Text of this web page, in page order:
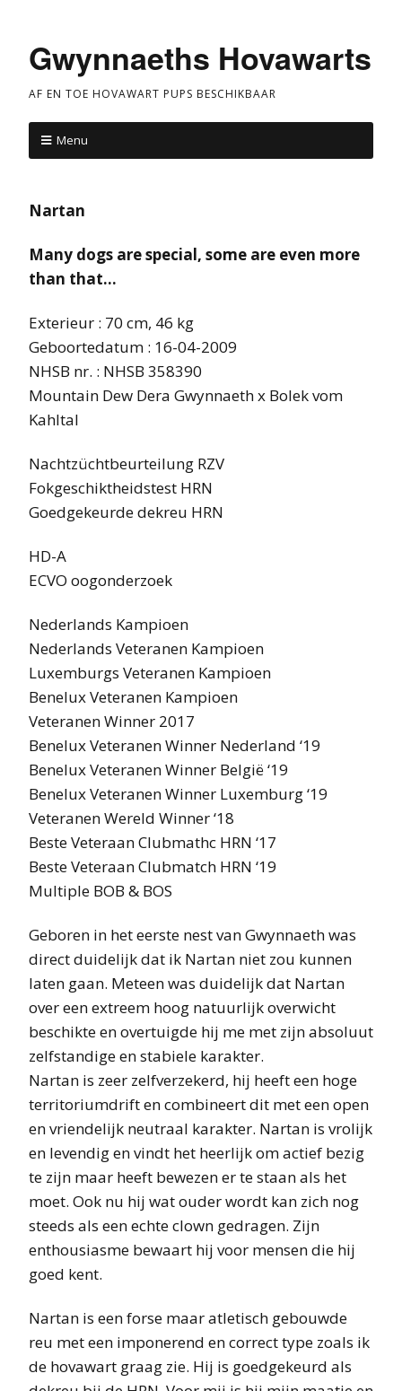
Gwynnaeths Hovawarts
AF EN TOE HOVAWART PUPS BESCHIKBAAR
Menu
Nartan
Many dogs are special, some are even more
than that…
Exterieur : 70 cm, 46 kg
Geboortedatum : 16-04-2009
NHSB nr. : NHSB 358390
Mountain Dew Dera Gwynnaeth x Bolek vom
Kahltal
Nachtzüchtbeurteilung RZV
Fokgeschiktheidstest HRN
Goedgekeurde dekreu HRN
HD-A
ECVO oogonderzoek
Nederlands Kampioen
Nederlands Veteranen Kampioen
Luxemburgs Veteranen Kampioen
Benelux Veteranen Kampioen
Veteranen Winner 2017
Benelux Veteranen Winner Nederland ‘19
Benelux Veteranen Winner België ‘19
Benelux Veteranen Winner Luxemburg ‘19
Veteranen Wereld Winner ‘18
Beste Veteraan Clubmathc HRN ‘17
Beste Veteraan Clubmatch HRN ‘19
Multiple BOB & BOS
Geboren in het eerste nest van Gwynnaeth was
direct duidelijk dat ik Nartan niet zou kunnen
laten gaan. Meteen was duidelijk dat Nartan
over een extreem hoog natuurlijk overwicht
beschikte en overtuigde hij me met zijn absoluut
zelfstandige en stabiele karakter.
Nartan is zeer zelfverzekerd, hij heeft een hoge
territoriumdrift en combineert dit met een open
en vriendelijk neutraal karakter. Nartan is vrolijk
en levendig en vindt het heerlijk om actief bezig
te zijn maar heeft bewezen er te staan als het
moet. Ook nu hij wat ouder wordt kan zich nog
steeds als een echte clown gedragen. Zijn
enthousiasme bewaart hij voor mensen die hij
goed kent.
Nartan is een forse maar atletisch gebouwde
reu met een imponerend en correct type zoals ik
de hovawart graag zie. Hij is goedgekeurd als